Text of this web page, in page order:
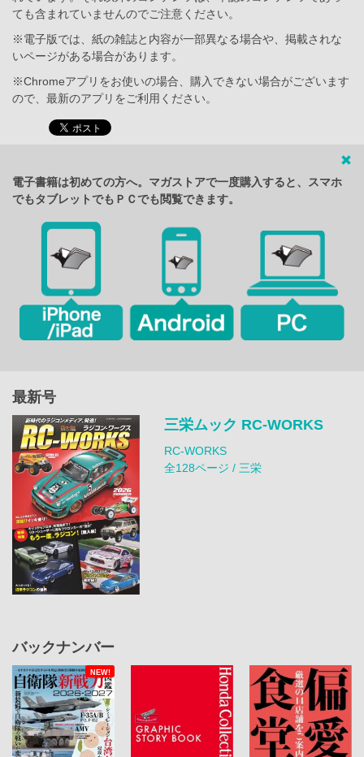
ても含まれていませんのでご注意ください。
※電子版では、紙の雑誌と内容が一部異なる場合や、掲載されな
いページがある場合があります。
※Chromeアプリをお使いの場合、購入できない場合がございます
ので、最新のアプリをご利用ください。
電子書籍は初めての方へ。マガストアで一度購入すると、スマホ
でもタブレットでもＰＣでも閲覧できます。
最新号
三栄ムック RC-WORKS
RC-WORKS
全128ページ / 三栄
バックナンバー
NEW!